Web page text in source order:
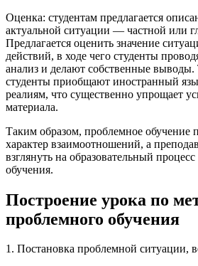
Оценка: студентам предлагается
актуальной ситуации — частной или
Предлагается оценить значение
действий, в ходе чего студенты
анализ и делают собственные выводы.
студенты приобщают иностранный
реалиям, что существенно упрощает
материала.
Таким образом, проблемное обучение
характер взаимоотношений, а
взглянуть на образовательный
обучения.
Построение урока по
проблемного обучения
1. Постановка проблемной ситуации,